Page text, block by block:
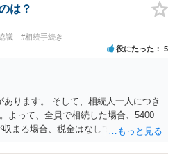
年後に借金が発見される可能性はほぼ
相続放棄を検討していた案件で、期間
に対する過払金など相当な財産が見
がありました。
は？
議 #相続手続き
役にたった 5
ります。 そして、相続人一人につき
よって、全員で相続した場合、5400
まる場合、税金はなしです。 一人が
全員で相続する方が税金はお得です。